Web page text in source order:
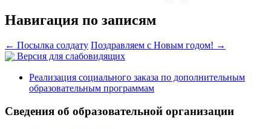
Навигация по записям
← Посылка солдату Поздравляем с Новым годом! →
Версия для слабовидящих
Реализация социального заказа по дополнительным
образовательным программам
Сведения об образовательной организации